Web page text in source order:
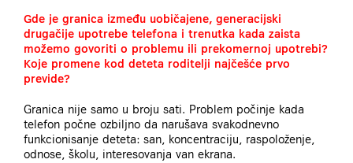
Gde je granica između uobičajene, generacijski
drugačije upotrebe telefona i trenutka kada zaista
možemo govoriti o problemu ili prekomernoj upotrebi?
Koje promene kod deteta roditelji najčešće prvo
previde?
Granica nije samo u broju sati. Problem počinje kada
telefon počne ozbiljno da narušava svakodnevno
funkcionisanje deteta: san, koncentraciju, raspoloženje,
odnose, školu, interesovanja van ekrana.